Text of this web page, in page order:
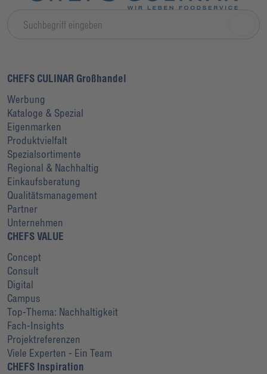
CHEFS CULINAR Großhandel
Werbung
Kataloge & Spezial
Eigenmarken
Produktvielfalt
Spezialsortimente
Regional & Nachhaltig
Einkaufsberatung
Qualitätsmanagement
Partner
Unternehmen
CHEFS VALUE
Concept
Consult
Digital
Campus
Top-Thema: Nachhaltigkeit
Fach-Insights
Projektreferenzen
Viele Experten - Ein Team
CHEFS Inspiration